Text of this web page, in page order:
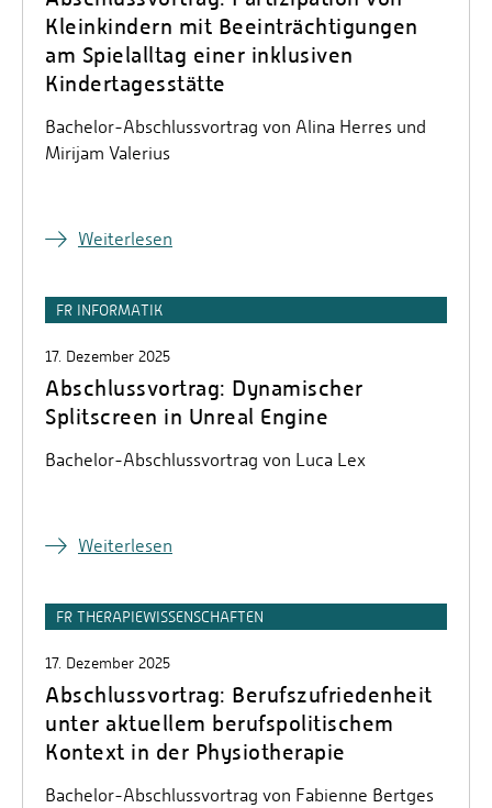
Kleinkindern mit Beeinträchtigungen
am Spielalltag einer inklusiven
Kindertagesstätte
Bachelor-Abschlussvortrag von Alina Herres und
Mirijam Valerius
Weiterlesen
FR INFORMATIK
17. Dezember 2025
Abschlussvortrag: Dynamischer
Splitscreen in Unreal Engine
Bachelor-Abschlussvortrag von Luca Lex
Weiterlesen
FR THERAPIEWISSENSCHAFTEN
17. Dezember 2025
Abschlussvortrag: Berufszufriedenheit
unter aktuellem berufspolitischem
Kontext in der Physiotherapie
Bachelor-Abschlussvortrag von Fabienne Bertges